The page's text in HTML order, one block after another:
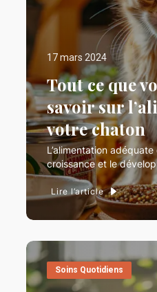
17 mars 2024
Tout ce que
savoir sur
votre chaton
L’alimentation
croissance et le
Lire l’article
Soins Quotidiens